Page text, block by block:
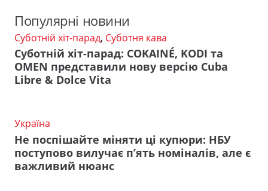
Популярні новини
Суботній хіт-парад, Суботня кава
Суботній хіт-парад: COKAINÉ, KODI та
OMEN представили нову версію Cuba
Libre & Dolce Vita
Україна
Не поспішайте міняти ці купюри: НБУ
поступово вилучає п’ять номіналів, але є
важливий нюанс